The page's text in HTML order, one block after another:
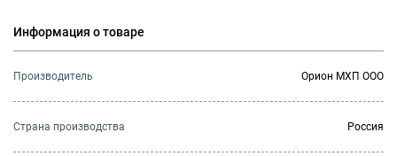
Информация о товаре
Производитель Орион МХП ООО
Страна производства Россия